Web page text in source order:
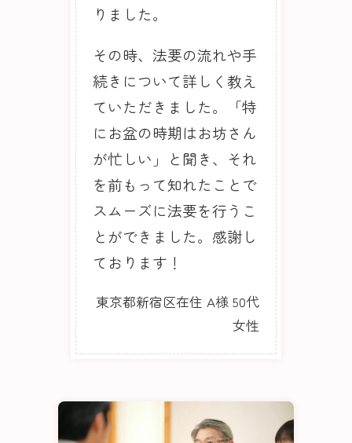
りました。
その時、法要の流れや手
続きについて詳しく教え
ていただきました。「特
にお盆の時期はお坊さん
が忙しい」と聞き、それ
を前もって知れたことで
スムーズに法要を行うこ
とができました。感謝し
ております！
東京都新宿区在住 A様 50代
女性